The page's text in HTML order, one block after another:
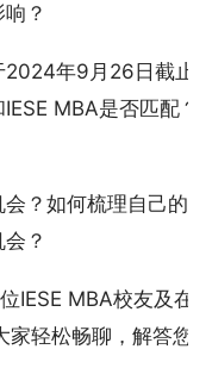
？
年9月26日截止
MBA是否匹配
？如何梳理自己的
？
IESE MBA校友及在
轻松畅聊，解答您